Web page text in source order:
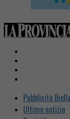
Pubblicità Biella
Ultime notizie